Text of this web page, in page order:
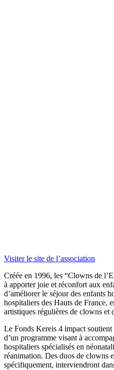
Visiter le site de l’association
Créée en 1996, les “Clowns de
à apporter joie et réconfort aux
d’améliorer le séjour des enfants
hospitaliers des Hauts de France,
artistiques régulières de clowns et
Le Fonds Kereis 4 impact
d’un programme visant à
hospitaliers spécialisés en
réanimation. Des duos de clowns
spécifiquement, interviendront